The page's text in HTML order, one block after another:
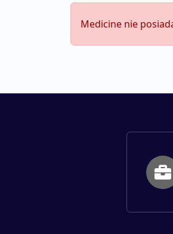
Medicine nie